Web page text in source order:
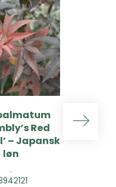
Red
– Japansk
løn
.
Acer